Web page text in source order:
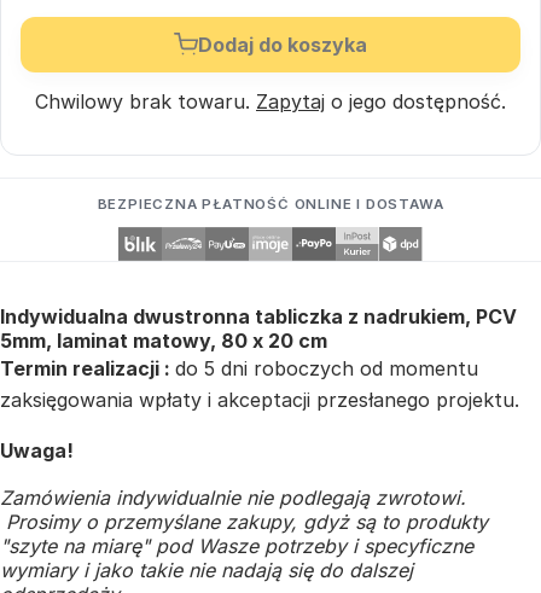
Dodaj do koszyka
Chwilowy brak towaru. Zapytaj o jego dostępność.
BEZPIECZNA PŁATNOŚĆ ONLINE I DOSTAWA
Indywidualna dwustronna tabliczka z nadrukiem, PCV
5mm, laminat matowy, 80 x 20 cm
Termin realizacji : do 5 dni roboczych od momentu
zaksięgowania wpłaty i akceptacji przesłanego projektu.
Uwaga!
Zamówienia indywidualnie nie podlegają zwrotowi.
Prosimy o przemyślane zakupy, gdyż są to produkty
"szyte na miarę" pod Wasze potrzeby i specyficzne
wymiary i jako takie nie nadają się do dalszej